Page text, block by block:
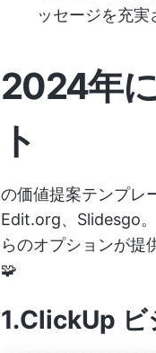
ッセージを充実
2024年
ト
の価値提案テンプレ
Edit.org、Slidesgo
らのオプションが提
🧩
1.ClickUp ビ